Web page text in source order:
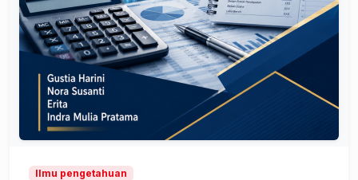
Ilmu pengetahuan